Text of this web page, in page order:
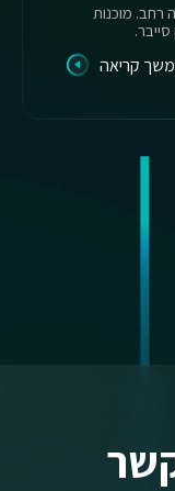
מוכנות
קריאה